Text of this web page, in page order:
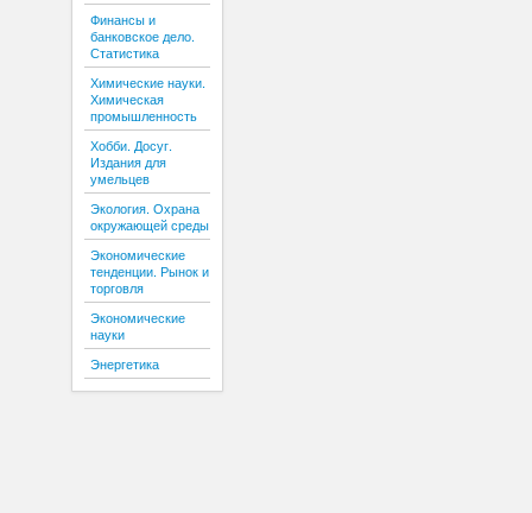
Финансы и
банковское дело.
Статистика
Химические науки.
Химическая
промышленность
Хобби. Досуг.
Издания для
умельцев
Экология. Охрана
окружающей среды
Экономические
тенденции. Рынок и
торговля
Экономические
науки
Энергетика